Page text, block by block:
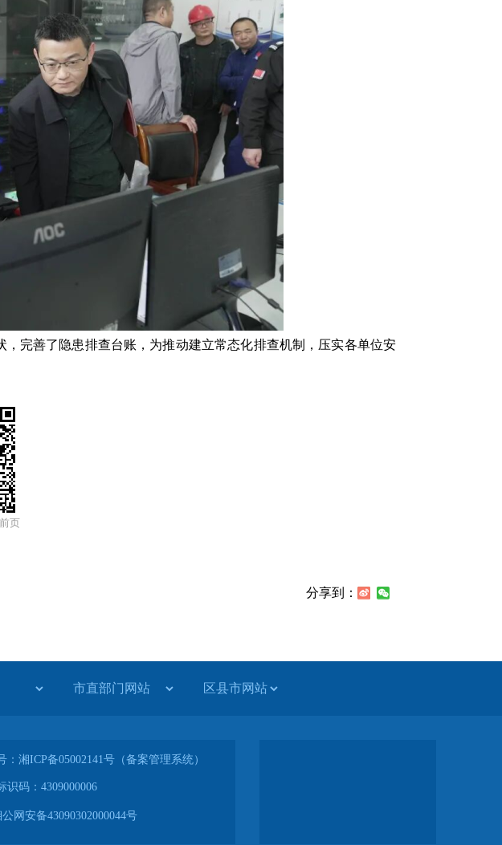
完善了隐患排查台账，为推动建立常态化排查机制，压实各单位安
页
分享到：
：湘ICP备05002141号（备案管理系统）
识码：4309000006
网安备43090302000044号